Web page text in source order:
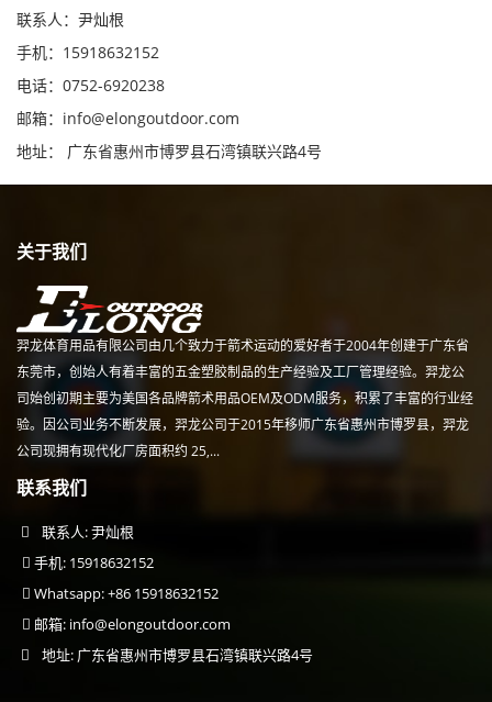
联系人：尹灿根
手机：15918632152
电话：0752-6920238
邮箱： info@elongoutdoor.com
地址： 广东省惠州市博罗县石湾镇联兴路4号
关于我们
羿龙体育用品有限公司由几个致力于箭术运动的爱好者于2004年创建于广东省
东莞市，创始人有着丰富的五金塑胶制品的生产经验及工厂管理经验。羿龙公
司始创初期主要为美国各品牌箭术用品OEM及ODM服务，积累了丰富的行业经
验。因公司业务不断发展，羿龙公司于2015年移师广东省惠州市博罗县，羿龙
公司现拥有现代化厂房面积约 25,...
联系我们
联系人: 尹灿根
手机: 15918632152
Whatsapp: +86 15918632152
邮箱: info@elongoutdoor.com
地址: 广东省惠州市博罗县石湾镇联兴路4号